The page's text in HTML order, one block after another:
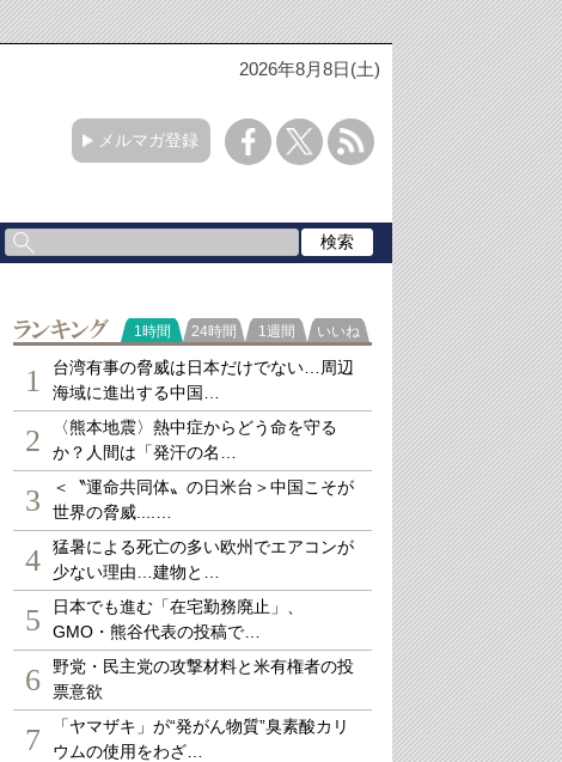
2026年8月8日(土)
メルマガ登録
ランキング
1時間 24時間 1週間 いいね
1
台湾有事の脅威は日本だけでない…周辺
海域に進出する中国…
2
〈熊本地震〉熱中症からどう命を守る
か？人間は「発汗の名…
3
＜〝運命共同体〟の日米台＞中国こそが
世界の脅威....…
4
猛暑による死亡の多い欧州でエアコンが
少ない理由…建物と…
5
日本でも進む「在宅勤務廃止」、
GMO・熊谷代表の投稿で…
6
野党・民主党の攻撃材料と米有権者の投
票意欲
7
「ヤマザキ」が“発がん物質”臭素酸カリ
ウムの使用をわざ…